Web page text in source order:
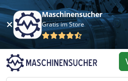
Maschinensucher
Gratis im Store